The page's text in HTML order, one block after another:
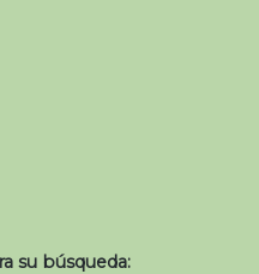
su búsqueda: